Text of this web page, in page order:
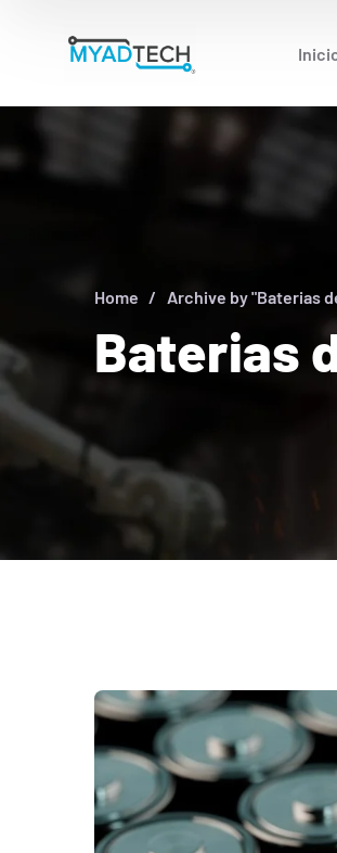
Baterias
Home Archive by "Baterias